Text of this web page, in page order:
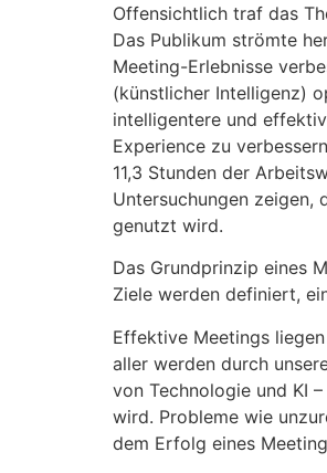
Offensichtlich traf das
Das Publikum strömte
Meeting-Erlebnisse
(künstlicher Intelligenz)
intelligentere und
Experience zu
11,3 Stunden der
Untersuchungen
genutzt wird.
Das Grundprinzip eines
Ziele werden definiert,
Effektive Meetings
aller werden durch
von Technologie und KI
wird. Probleme wie
dem Erfolg eines